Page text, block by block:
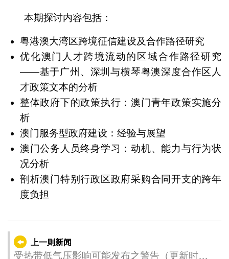
本期探讨内容包括：
粤港澳大湾区跨境征信建设及合作路径研究
优化澳门人才跨境流动的区域合作路径研究
——基于广州、深圳与横琴粤澳深度合作区人
才政策文本的分析
整体政府下的政策执行：澳门青年政策实施分
析
澳门服务型政府建设：经验与展望
澳门公务人员终身学习：动机、能力与行为状
况分析
剖析澳门特别行政区政府采购合同开支的跨年
度负担
上一则新闻
受热带低气压影响可能发布之警告（更新时